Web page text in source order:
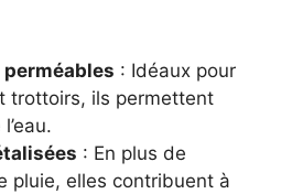
: Idéaux pour
trottoirs, ils permettent
: En plus de
pluie, elles contribuent à